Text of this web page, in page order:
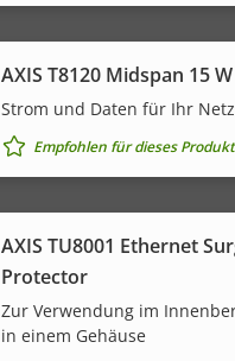
AXIS T8120 Midspan 15
Strom und Daten für Ihr
Empfohlen für dieses Produkt
AXIS TU8001 Ethernet
Protector
Zur Verwendung im
in einem Gehäuse